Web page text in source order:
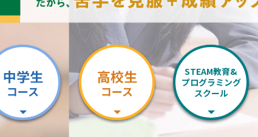
中学生
コース
高校生
コース
STEAM教育&
プログラミング
スクール